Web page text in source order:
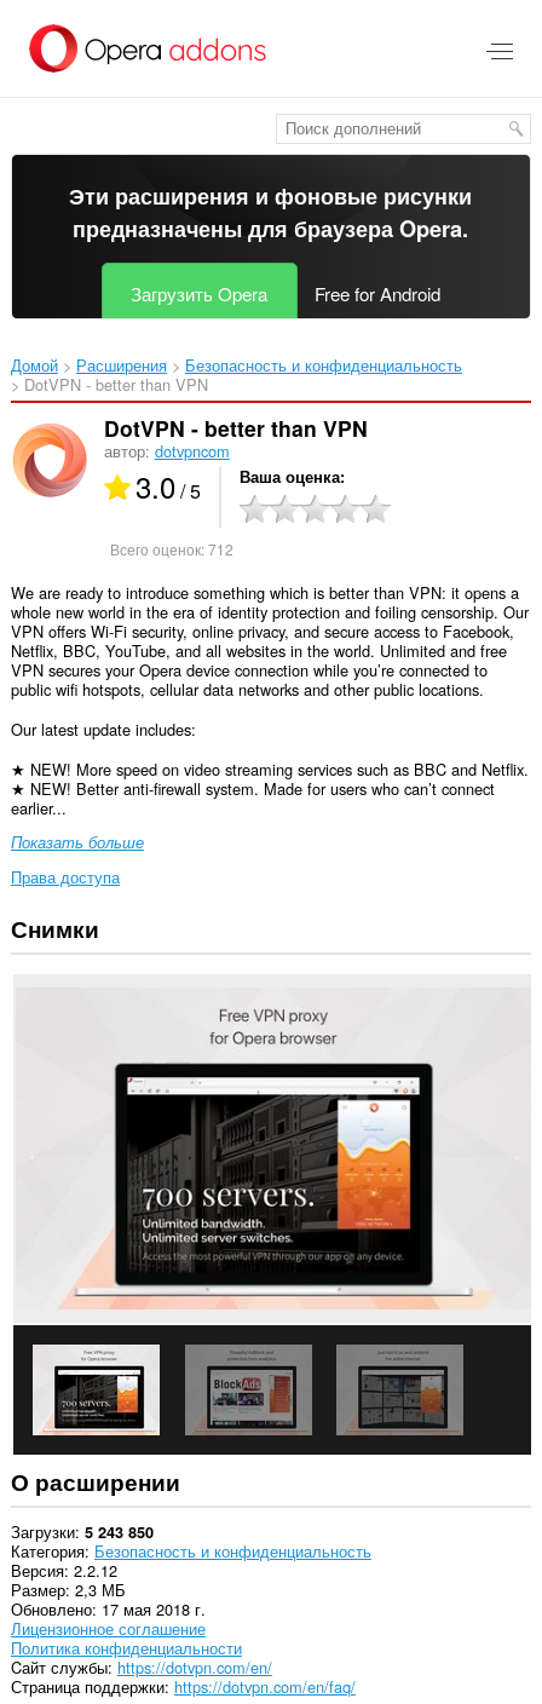
перейти
Эти расширения и фоновые рисунки
предназначены длябраузера Opera.
Загрузить Opera Free for Android
Домой Расширения
Безопасность и конфиденциальность
DotVPN - better than VPN‎
DotVPN - better than VPN
автор: dotvpncom
3.0/ 5 Ваша оценка
Всего оценок:712
We are ready to introduce something which is better than VPN: it opens a
whole new world in the era of identity protection and foiling censorship. Our
VPN offers Wi-Fi security, online privacy, and secure access to Facebook,
Netflix, BBC, YouTube, and all websites in the world. Unlimited and free
VPN secures your Opera device connection while you’re connected to
public wifi hotspots, cellular data networks and other public locations.
Our latest update includes:
★ NEW! More speed on video streaming services such as BBC and Netflix.
★ NEW! Better anti-firewall system. Made for users who can’t connect
earlier...
Показать больше
Права доступа
У
этого
данным
расширение
управляет
вашими
расширениями.
У
этого
расширения
есть
доступ
к
настройкам
прокси-
сервера.
Снимки
О расширении
Загрузки 5 243 850
Категория Безопасность и конфиденциальность
Версия 2.2.12
Размер 2,3 МБ
Обновлено 17 мая 2018 г.
Лицензионное соглашение
Политика конфиденциальности
Cайт службы https://dotvpn.com/en/
Страница поддержки https://dotvpn.com/en/faq/